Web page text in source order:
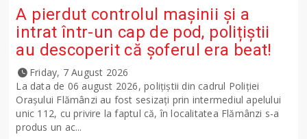
A pierdut controlul mașinii și a
intrat într-un cap de pod, polițiștii
au descoperit că șoferul era beat!
Friday, 7 August 2026
La data de 06 august 2026, polițiștii din cadrul Poliției
Orașului Flămânzi au fost sesizați prin intermediul apelului
unic 112, cu privire la faptul că, în localitatea Flămânzi s-a
produs un ac...